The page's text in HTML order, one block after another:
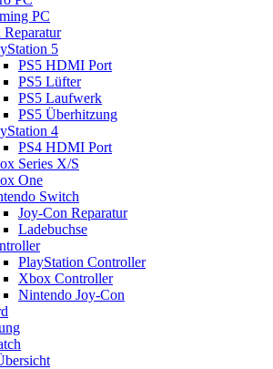
PC
5
PS5 HDMI Port
PS5 Lüfter
PS5 Laufwerk
PS5 Überhitzung
4
PS4 HDMI Port
Series X/S
One
Switch
Joy-Con Reparatur
Ladebuchse
PlayStation Controller
Xbox Controller
Nintendo Joy-Con